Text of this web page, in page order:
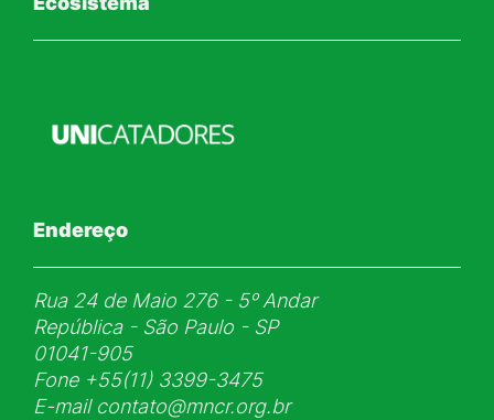
Endereço
Rua 24 de Maio 276 - 5ᵒ Andar
República - São Paulo - SP
01041-905
Fone+55(11) 3399-3475
E-mail contato@mncr.org.br